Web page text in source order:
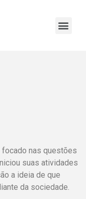
focado nas questões
suas atividades
a ideia de que
da sociedade.